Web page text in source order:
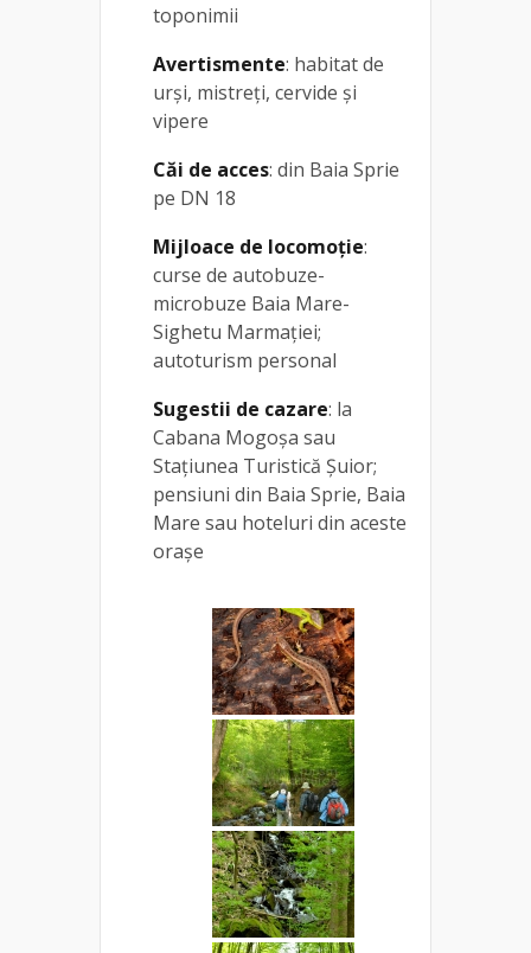
toponimii
Avertismente: habitat de
urși, mistreți, cervide și
vipere
Căi de acces: din Baia Sprie
pe DN 18
Mijloace de locomoție:
curse de autobuze-
microbuze Baia Mare-
Sighetu Marmației;
autoturism personal
Sugestii de cazare: la
Cabana Mogoșa sau
Stațiunea Turistică Șuior;
pensiuni din Baia Sprie, Baia
Mare sau hoteluri din aceste
orașe